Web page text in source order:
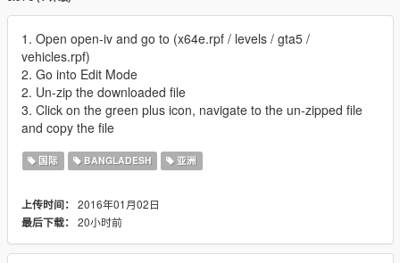
1. Open open-iv and go to (x64e.rpf / levels / gta5 /
vehicles.rpf)
2. Go into Edit Mode
2. Un-zip the downloaded file
3. Click on the green plus icon, navigate to the un-zipped file
and copy the file
国际 BANGLADESH 亚洲
上传时间： 2016年01月02日
最后下载： 20小时前